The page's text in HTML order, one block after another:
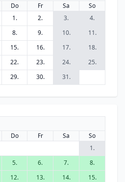
Do Fr Sa
So
1.
2. 3.
4.
8. 9. 10.
11.
15. 16. 17.
18.
22. 23. 24.
25.
29. 30. 31.
Do Fr Sa
So
1.
5. 6. 7.
8.
12. 13. 14.
15.